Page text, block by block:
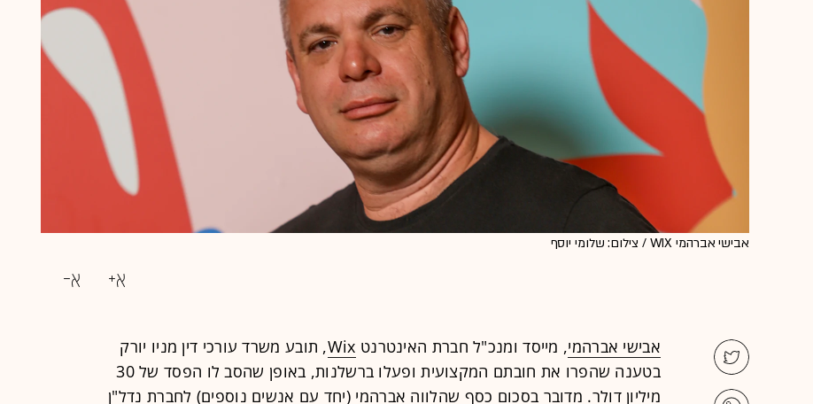
אבישי אברהמי WIX / צילום: שלומי יוסף
אבישי אברהמי, מייסד ומנכ"ל חברת האינטרנט Wix, תובע משרד עורכי דין מניו יורק
בטענה שהפרו את חובתם המקצועית ופעלו ברשלנות, באופן שהסב לו הפסד של 30
מיליון דולר. מדובר בסכום כסף שהלווה אברהמי (יחד עם אנשים נוספים) לחברת נדל"ן